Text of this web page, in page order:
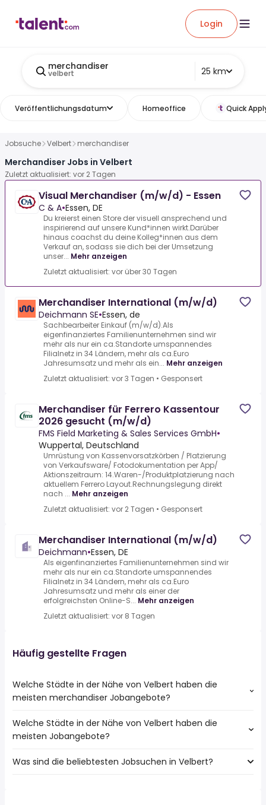
Login
merchandiser
velbert 25 km
Veröffentlichungsdatum Homeoffice Quick
Jobsuche Velbert merchandiser
Merchandiser Jobs in Velbert
Zuletzt aktualisiert: vor 2 Tagen
Visual Merchandiser (m/w/d) - Essen
C & A•Essen, DE
Du kreierst einen Store der visuell ansprechend und
inspirierend auf unsere Kund*innen wirkt.Darüber
hinaus coachst du deine Kolleg*innen aus dem
Verkauf an, sodass sie dich bei der Umsetzung
unser... Mehr anzeigen
Zuletzt aktualisiert: vor über 30 Tagen
Merchandiser International (m/w/d)
Deichmann SE•Essen, de
Sachbearbeiter Einkauf (m/w/d).Als
eigenfinanziertes Familienunternehmen sind wir
mehr als nur ein ca.Standorte umspannendes
Filialnetz in 34 Ländern, mehr als ca.Euro
Jahresumsatz und mehr als ein... Mehr anzeigen
Zuletzt aktualisiert: vor 3 Tagen • Gesponsert
Merchandiser für Ferrero Kassentour
2026 gesucht (m/w/d)
FMS Field Marketing & Sales Services GmbH•
Wuppertal, Deutschland
Umrüstung von Kassenvorsatzkörben / Platzierung
von Verkaufsware/ Fotodokumentation per App/
Aktionszeitraum: 14.Waren-/Produktplatzierung nach
aktuellem Ferrero Layout.Rechnungslegung direkt
nach ... Mehr anzeigen
Zuletzt aktualisiert: vor 2 Tagen • Gesponsert
Merchandiser International (m/w/d)
Deichmann•Essen, DE
Als eigenfinanziertes Familienunternehmen sind wir
mehr als nur ein ca.Standorte umspannendes
Filialnetz in 34 Ländern, mehr als ca.Euro
Jahresumsatz und mehr als einer der
erfolgreichsten Online-S... Mehr anzeigen
Zuletzt aktualisiert: vor 8 Tagen
Häufig gestellte Fragen
Welche Städte in der Nähe von Velbert haben die
meisten merchandiser Jobangebote?
Städte in der Nähe von Velbert mit den meisten
merchandiser Jobs:
Essen
Welche Städte in der Nähe von Velbert haben die
meisten Jobangebote?
10 Städte in der Nähe von Velbert mit den meisten
Was sind die beliebtesten Jobsuchen in Velbert?